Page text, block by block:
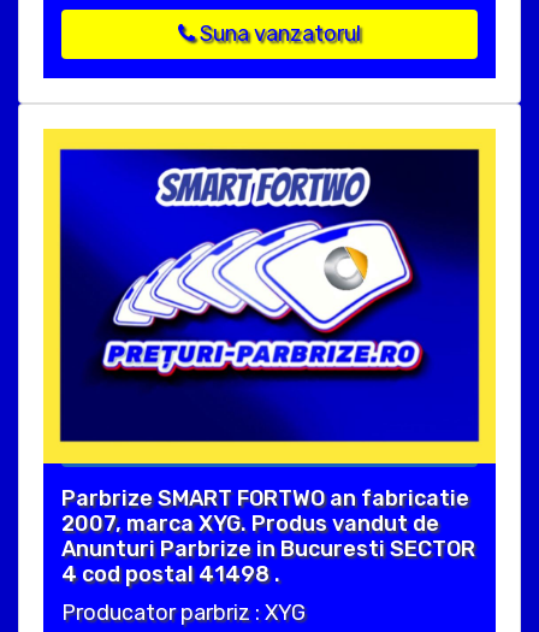
Suna vanzatorul
Parbrize SMART FORTWO an fabricatie
2007, marca XYG. Produs vandut de
Anunturi Parbrize in Bucuresti SECTOR
4 cod postal 41498 .
Producator parbriz : XYG